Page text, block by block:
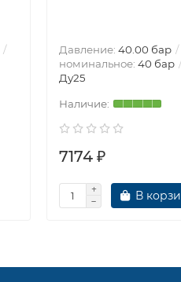
Давление: 40.00 бар
номинальное: 40 бар
Ду25
7174 ₽
В